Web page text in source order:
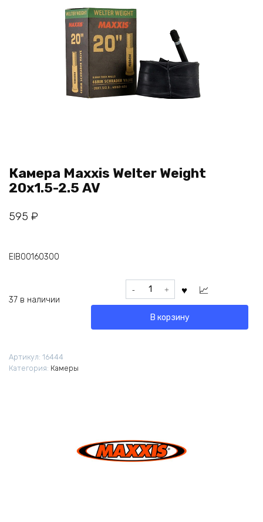
Камера Maxxis Welter Weight
20х1.5-2.5 AV
595 ₽
EIB00160300
37 в наличии
Количество
товара
В корзину
Артикул: 16444
Категория: Камеры